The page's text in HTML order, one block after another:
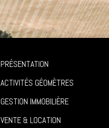
PRÉSENTATION
ACTIVITÉS GÉOMÈTRES
GESTION IMMOBILIÈRE
VENTE & LOCATION